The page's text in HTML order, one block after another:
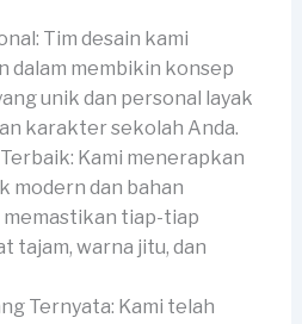
Tim desain kami
dalam membikin konsep
unik dan personal layak
karakter sekolah Anda.
Kami menerapkan
modern dan bahan
tiap-tiap
tajam, warna jitu, dan
Ternyata: Kami telah